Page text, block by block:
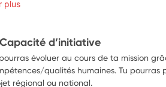
plus
Capacité d’initiative
évoluer au cours de ta mission
qualités humaines. Tu
régional ou national.